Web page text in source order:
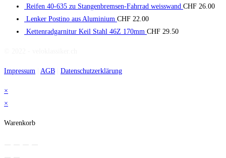
Reifen 40-635 zu Stangenbremsen-Fahrrad weisswand CHF 26.00
Lenker Postino aus Aluminium CHF 22.00
Kettenradgarnitur Keil Stahl 46Z 170mm CHF 29.50
Impressum AGB Datenschutzerklärung
×
×
Warenkorb